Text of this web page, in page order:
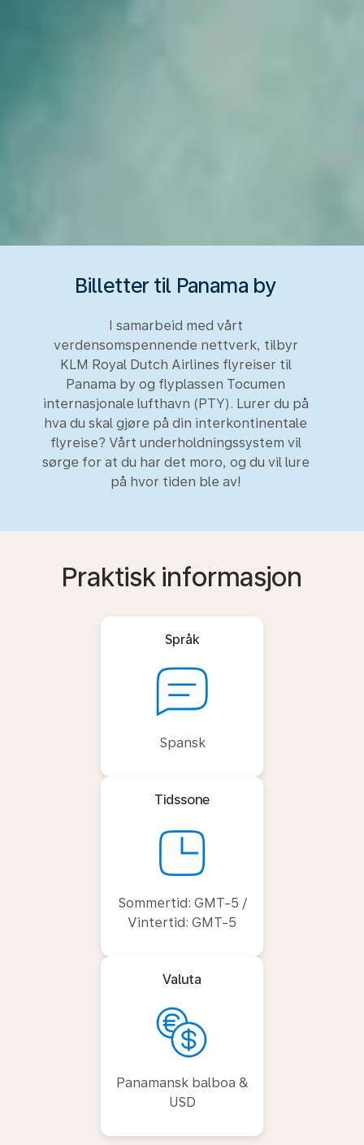
Billetter til Panama by
I samarbeid med vårt
verdensomspennende nettverk, tilbyr
KLM Royal Dutch Airlines flyreiser til
Panama by og flyplassen Tocumen
internasjonale lufthavn (PTY). Lurer du på
hva du skal gjøre på din interkontinentale
flyreise? Vårt underholdningssystem vil
sørge for at du har det moro, og du vil lure
på hvor tiden ble av!
Praktisk informasjon
Språk
Spansk
Tidssone
Sommertid: GMT-5 /
Vintertid: GMT-5
Valuta
Panamansk balboa &
USD